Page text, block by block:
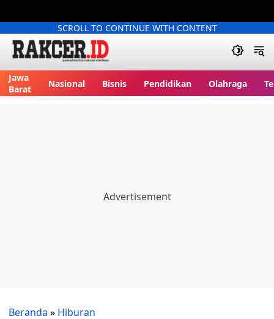
SCROLL TO CONTINUE WITH CONTENT
Jawa
Barat
Nasional Bisnis Pendidikan Olahraga
Beranda » Hiburan